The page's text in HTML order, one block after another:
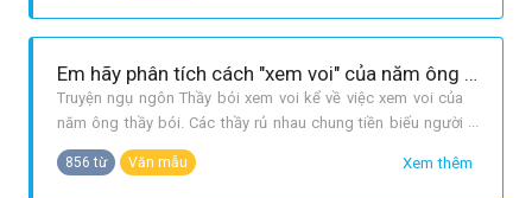
là mình hơn người. Truyện cười Lợn cưới, áo mới khiến ta
thấm thía
Em hãy phân tích cách "xem voi" của năm ông thầy bói (truyện ngụ ngôn Thầy bói xem voi). Sai lầm của các thầy ở đây là gì? Từ đó, em hãy rút ra cho mình những bài học cần thiết.
Truyện ngụ ngôn Thầy bói xem voi kể về việc xem voi của
năm ông thầy bói. Các thầy rủ nhau chung tiền biếu người
quản voi để xem con voi có hình thù thế nào. Mỗi ông xem
một bộ phân, cuối cùng cãi nhau, không ông nào chịu ông
Xem thêm
856 từ Văn mẫu